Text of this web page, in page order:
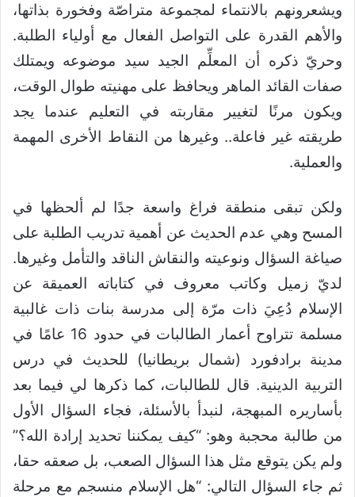
ويشعرونهم بالانتماء لمجموعة متراصّة وفخورة بذاتها،
والأهم القدرة على التواصل الفعال مع أولياء الطلبة.
وحريّ ذكره أن المعلِّم الجيد سيد موضوعه ويمتلك
صفات القائد الماهر ويحافظ على مهنيته طوال الوقت،
ويكون مرنًا لتغيير مقاربته في التعليم عندما يجد
طريقته غير فاعلة.. وغيرها من النقاط الأخرى المهمة
والعملية.
ولكن تبقى منطقة فراغ واسعة جدًا لم ألحظها في
المسح وهي عدم الحديث عن أهمية تدريب الطلبة على
صياغة السؤال ونوعيته والنقاش الناقد والتأمل وغيرها.
لديّ زميل وكاتب معروف في كتاباته العميقة عن
الإسلام دُعِيَ ذات مرّة إلى مدرسة بنات ذات غالبية
مسلمة تتراوح أعمار الطالبات في حدود 16 عامًا في
مدينة برادفورد (شمال بريطانيا) للحديث في درس
التربية الدينية. قال للطالبات، كما ذكرها لي فيما بعد
بأساريره المبهجة، لنبدأ بالأسئلة، فجاء السؤال الأول
من طالبة محجبة وهو: “كيف يمكننا تحديد إرادة الله؟”
ولم يكن يتوقع مثل هذا السؤال الصعب، بل صعقه حقا،
ثم جاء السؤال التالي: “هل الإسلام منسجم مع مرحلة